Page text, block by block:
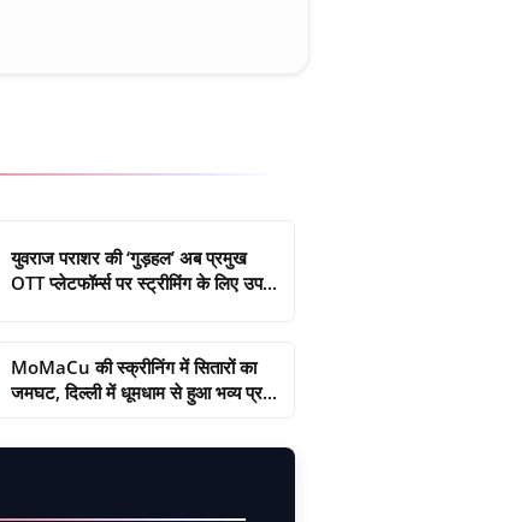
युवराज पराशर की ‘गुड़हल’ अब प्रमुख
OTT प्लेटफॉर्म्स पर स्ट्रीमिंग के लिए उप...
MoMaCu की स्क्रीनिंग में सितारों का
जमघट, दिल्ली में धूमधाम से हुआ भव्य प्र...